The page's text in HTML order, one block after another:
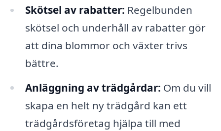
Skötsel av rabatter: Regelbunden
skötsel och underhåll av rabatter gör
att dina blommor och växter trivs
bättre.
Anläggning av trädgårdar: Om du vill
skapa en helt ny trädgård kan ett
trädgårdsföretag hjälpa till med